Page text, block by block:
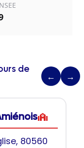
de
← →
80560